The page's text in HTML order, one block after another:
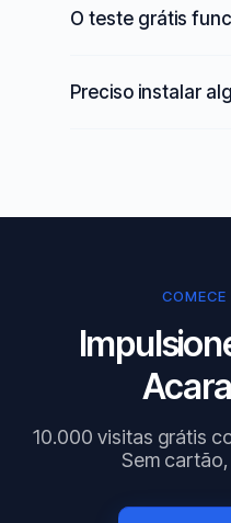
O teste grátis
Preciso instalar
10.000 visitas grátis
Sem